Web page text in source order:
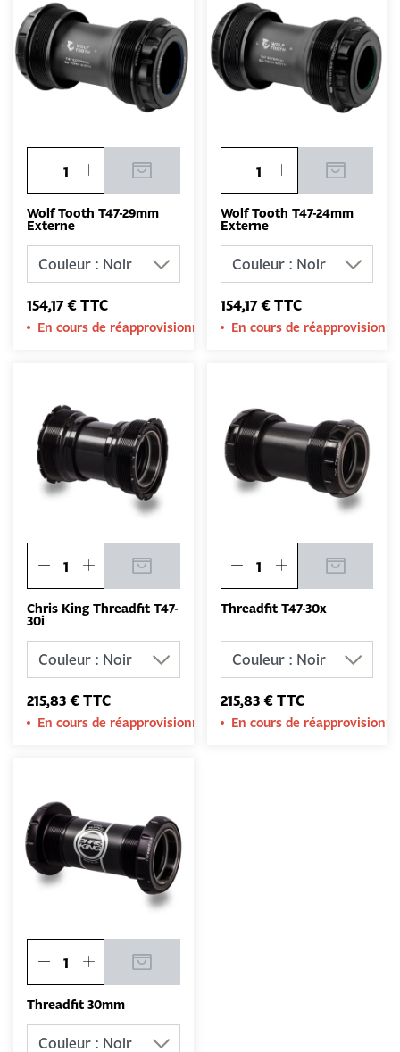
Wolf Tooth T47-29mm
Externe
154,17 € TTC
En cours de réapprovisionnement
Wolf Tooth T47-24mm
Externe
154,17 € TTC
En cours de
Chris King Threadfit T47-
30i
215,83 € TTC
En cours de réapprovisionnement
Threadfit T47-30x
215,83 € TTC
En cours de
Threadfit 30mm